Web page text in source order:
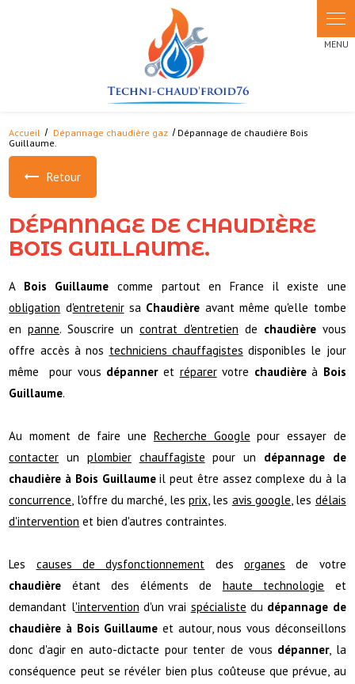
Accueil Dépannage chaudière gaz
Dépannage de chaudière Bois
Guillaume.
Retour
DÉPANNAGE DE CHAUDIÈRE
BOIS GUILLAUME.
A Bois Guillaume comme partout en France il existe une
obligation d'entretenirsa Chaudière avant même qu'elle tombe
enpanne. Souscrire uncontrat d'entretien de chaudièrevous
offre accès à nos techniciens chauffagistes disponibles le jour
même pour vous dépanneret réparervotre chaudièreà Bois
Guillaume.
Au moment de faire une Recherche Google pour essayer de
contacter un plombier chauffagiste pour un dépannage de
chaudière à Bois Guillaumeil peut être assez complexe du à la
concurrence, l'offre du marché, les prix, les avis google, les délais
d'intervention et bien d'autres contraintes.
Les causes de dysfonctionnement desorganes de votre
chaudière étant des éléments de haute technologie et
demandant l'intervention d'un vrai spécialiste du dépannage de
chaudière à Bois Guillaume et autour, nous vous déconseillons
donc d'agir en auto-dictacte pour tenter de vous dépanner, la
conséquence peut se révéler bien plus coûteuse que prévue, au